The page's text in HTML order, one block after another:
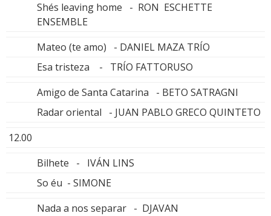
Shés leaving home - RON ESCHETTE
ENSEMBLE
Mateo (te amo) - DANIEL MAZA TRÍO
Esa tristeza - TRÍO FATTORUSO
Amigo de Santa Catarina - BETO SATRAGNI
Radar oriental - JUAN PABLO GRECO QUINTETO
12.00
Bilhete - IVÁN LINS
So éu - SIMONE
Nada a nos separar - DJAVAN